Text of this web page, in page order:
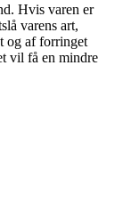
Hvis varen er
varens art,
og af forringet
vil få en mindre